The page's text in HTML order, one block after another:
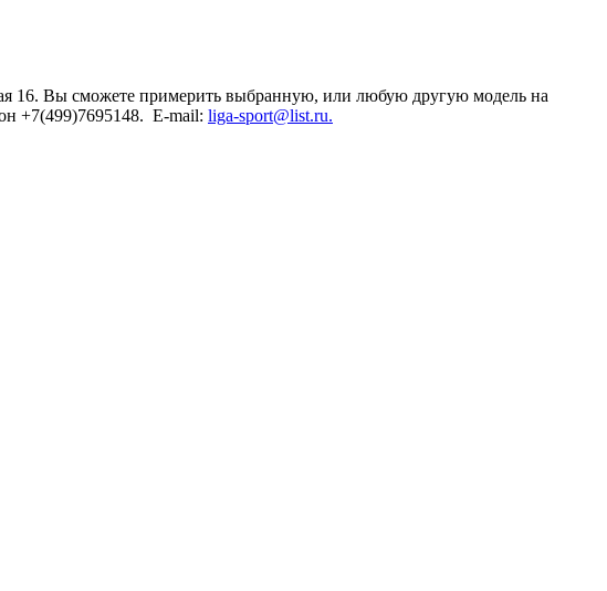
16. Вы сможете примерить выбранную, или любую другую модель на
+7(499)7695148. E-mail: liga-sport@list.ru.